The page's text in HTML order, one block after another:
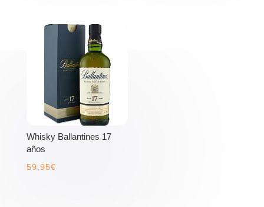
Whisky Ballantines 17
años
59,95€